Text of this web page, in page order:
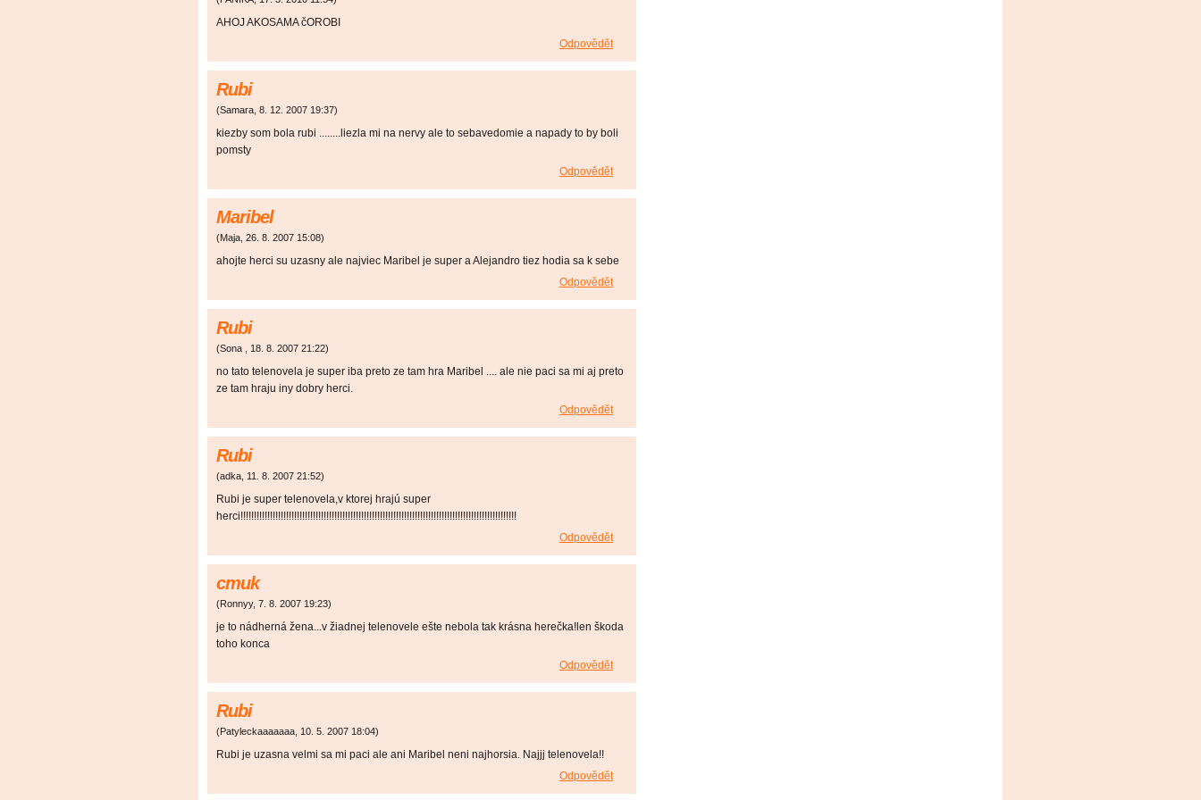
AHOJ AKOSAMA čOROBI
Odpovědět
Rubi
(Samara 8. 12. 2007 19:37)
kiezby som bola rubi ........liezla mi na nervy ale to sebavedomie a napady to by boli
pomsty
Odpovědět
Maribel
(Maja 26. 8. 2007 15:08)
ahojte herci su uzasny ale najviec Maribel je super a Alejandro tiez hodia sa k sebe
Odpovědět
Rubi
(Sona 18. 8. 2007 21:22)
no tato telenovela je super iba preto ze tam hra Maribel .... ale nie paci sa mi aj preto
ze tam hraju iny dobry herci.
Odpovědět
Rubi
(adka 11. 8. 2007 21:52)
Rubi je super telenovela,v ktorej hrajú super
herci!!!!!!!!!!!!!!!!!!!!!!!!!!!!!!!!!!!!!!!!!!!!!!!!!!!!!!!!!!!!!!!!!!!!!!!!!!!!!!!!!!!!!!!!!!!!!!!!!!!!!!!
Odpovědět
cmuk
(Ronnyy, 7. 8. 2007 19:23)
je to nádherná žena...v žiadnej telenovele ešte nebola tak krásna herečka!len škoda
toho konca
Odpovědět
Rubi
(Patyleckaaaaaaa 10. 5. 2007 18:04)
Rubi je uzasna velmi sa mi paci ale ani Maribel neni najhorsia. Najjj telenovela!!
Odpovědět